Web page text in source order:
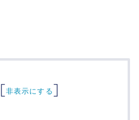
[非表示にする]